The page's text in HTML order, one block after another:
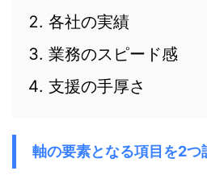
各社の実績
業務のスピード感
支援の手厚さ
軸の要素となる項目を2つ